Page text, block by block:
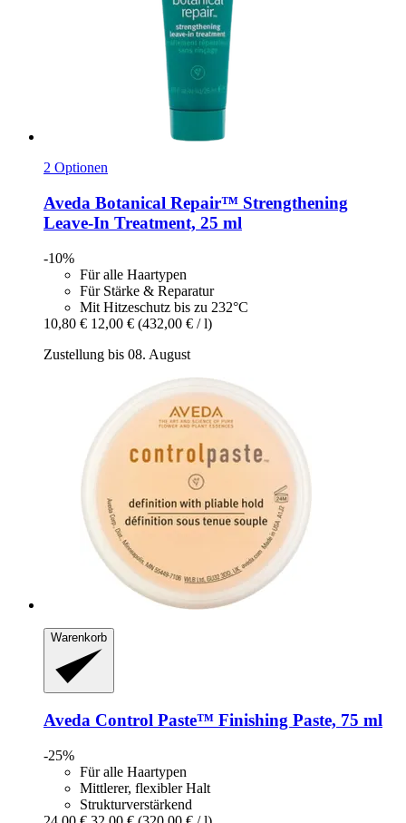
2 Optionen
Aveda Botanical Repair™ Strengthening
Leave-​In Treatment, 25 ml
-10%
Für alle Haartypen
Für Stärke & Reparatur
Mit Hitzeschutz bis zu 232°C
10,80 € 12,00 € (432,00 € / l)
Zustellung bis 08. August
Warenkorb
Aveda Control Paste™ Finishing Paste, 75 ml
-25%
Für alle Haartypen
Mittlerer, flexibler Halt
Strukturverstärkend